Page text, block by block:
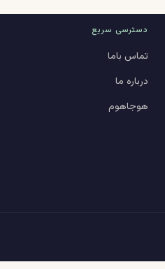
دسترسی سریع
تماس باما
درباره ما
هوجاهوم